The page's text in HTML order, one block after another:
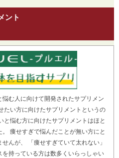
ント
む人に向けて開発されたサプリメン
たい方に向けたサプリメントというの
と悩む方に向けたサプリメントはほと
痩せすぎで悩んだことが無い方にと
んが、 「痩せすぎていて太れない」
を持っている方は数多くいらっしゃい